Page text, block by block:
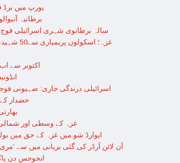
یورپ میں برڈ
برطانیہ
19 سالہ برطانوی شہری اسرائیلی
غزہ؛ اسکولوں پربمباری سے50 شہید، درجنوں اسرائیلی ٹینک خان یونس میں داخل
7 اکتوبر سے اب تک غزہ کے
اسرائیلی درندگی جاری: صہیونی
خضدار کے
بھارتی
غزہ کے وسطی اور شمالی
“ایوارڈ شو میں غزہ کے حق میں
آن لائن آرڈر کی گئی بریانی میں سے
انجوجس دن